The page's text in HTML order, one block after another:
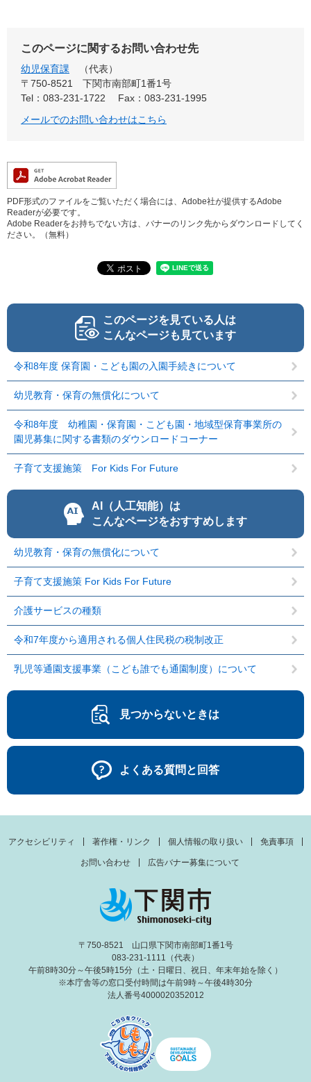
このページに関するお問い合わせ先
幼児保育課
代表
〒750-8521
下関市南部町1番1号
Tel：083-231-1722
Fax：083-231-1995
メールでのお問い合わせはこちら
PDF形式のファイルをご覧いただく場合には、Adobe社が提供するAdobe
Readerが必要です。
Adobe Readerをお持ちでない方は、バナーのリンク先からダウンロードしてく
ださい。（無料）
このページを見ている人は
こんなページも見ています
令和8年度 保育園・こども園の入園手続きについて
幼児教育・保育の無償化について
令和8年度 幼稚園・保育園・こども園・地域型保育事業所の
園児募集に関する書類のダウンロードコーナー
子育て支援施策 For Kids For Future
AI（人工知能）は
こんなページをおすすめします
幼児教育・保育の無償化について
子育て支援施策 For Kids For Future
介護サービスの種類
令和7年度から適用される個人住民税の税制改正
乳児等通園支援事業（こども誰でも通園制度）について
見つからないときは
よくある質問と回答
アクセシビリティ 著作権・リンク 個人情報の取り扱い 免責事項
お問い合わせ 広告バナー募集について
〒750-8521 山口県下関市南部町1番1号
083-231-1111（代表）
午前8時30分～午後5時15分（土・日曜日、祝日、年末年始を除く）
※本庁舎等の窓口受付時間は午前9時～午後4時30分
法人番号4000020352012